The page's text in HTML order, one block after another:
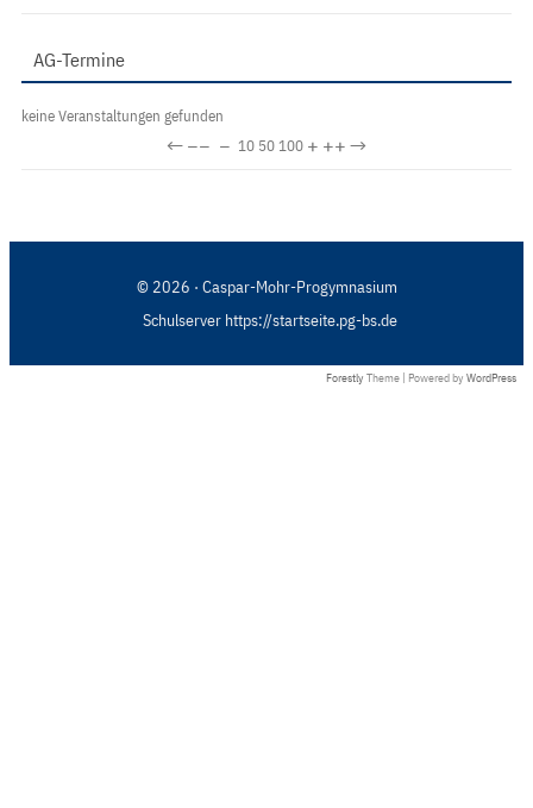
AG-Termine
keine Veranstaltungen gefunden
←−− − 10 50100 + ++→
© 2026 · Caspar-Mohr-Progymnasium
Schulserver https://startseite.pg-bs.de
Forestly Theme | Powered by WordPress